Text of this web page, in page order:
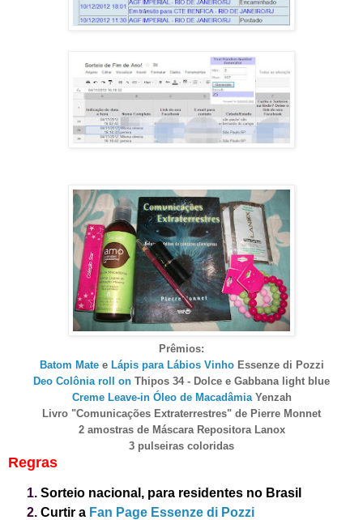
Prêmios:
Batom Matee Lápis para Lábios VinhoEssenze di Pozzi
Deo Colônia roll on Thipos 34 - Dolce e Gabbana light blue
Creme Leave-in Óleo de MacadâmiaYenzah
Livro "Comunicações Extraterrestres" de Pierre Monnet
2 amostras de Máscara Repositora Lanox
3 pulseiras coloridas
Regras
Sorteio nacional, para residentes no Brasil
Curtir a Fan Page Essenze di Pozzi